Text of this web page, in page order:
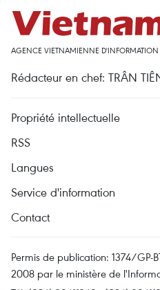
AGENCE VIETNAMIENNE
Rédacteur en chef: TRÂN
Propriété intellectuelle
RSS
Langues
Service d'information
Contact
Permis de publication: 1374/GP-
2008 par le ministère de